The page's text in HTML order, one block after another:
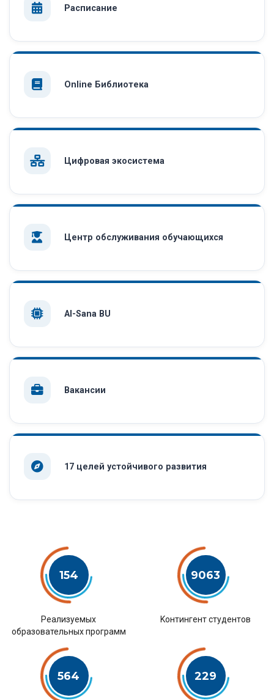
Расписание
Online Библиотека
Цифровая экосистема
Центр обслуживания обучающихся
AI-Sana BU
Вакансии
17 целей устойчивого развития
154
Pеализуемых
образовательных программ
9063
Kонтингент студентов
564 229